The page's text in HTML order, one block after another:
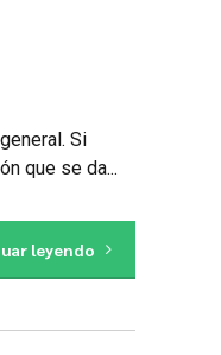
Si
que se da...
leyendo